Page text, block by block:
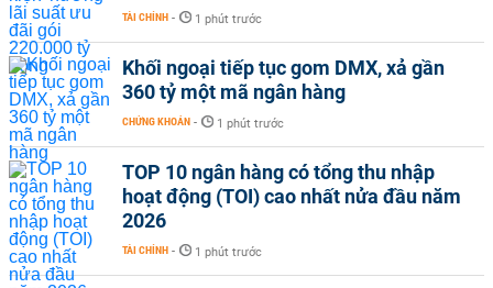
TÀI CHÍNH - 1 phút trước
Khối ngoại tiếp tục gom DMX, xả gần
360 tỷ một mã ngân hàng
CHỨNG KHOÁN - 1 phút trước
TOP 10 ngân hàng có tổng thu nhập
hoạt động (TOI) cao nhất nửa đầu năm
2026
TÀI CHÍNH - 1 phút trước